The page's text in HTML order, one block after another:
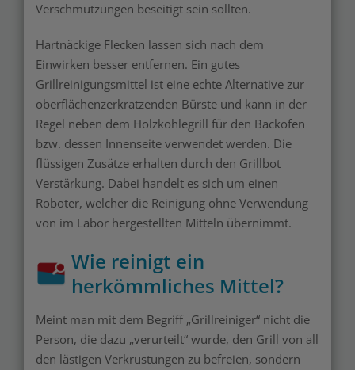
Verschmutzungen beseitigt sein sollten.
Hartnäckige Flecken lassen sich nach dem
Einwirken besser entfernen. Ein gutes
Grillreinigungsmittel ist eine echte Alternative zur
oberflächenzerkratzenden Bürste und kann in der
Regel neben dem Holzkohlegrill für den Backofen
bzw. dessen Innenseite verwendet werden. Die
flüssigen Zusätze erhalten durch den Grillbot
Verstärkung. Dabei handelt es sich um einen
Roboter, welcher die Reinigung ohne Verwendung
von im Labor hergestellten Mitteln übernimmt.
Wie reinigt ein
herkömmliches Mittel?
Meint man mit dem Begriff „Grillreiniger“ nicht die
Person, die dazu „verurteilt“ wurde, den Grill von all
den lästigen Verkrustungen zu befreien, sondern